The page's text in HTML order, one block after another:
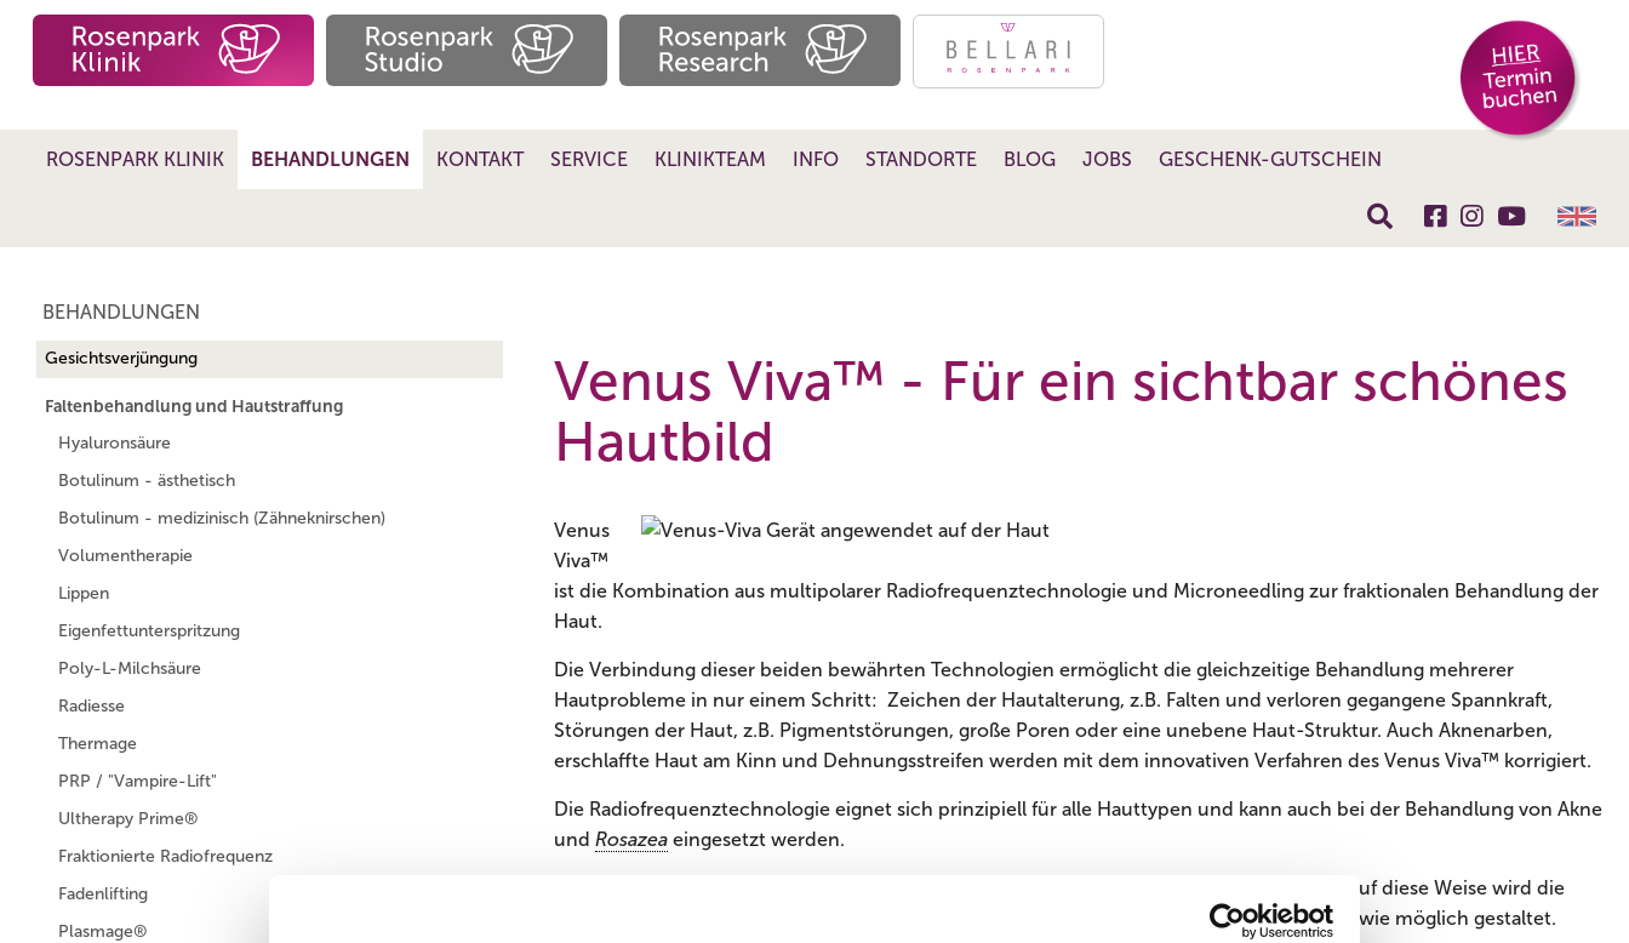
ROSENPARK KLINIK BEHANDLUNGEN KONTAKT SERVICE KLINIKTEAM INFO STANDORTE BLOG JOBS GESCHENK-GUTSCHEIN
BEHANDLUNGEN
Gesichtsverjüngung
Faltenbehandlung und Hautstraffung
Hyaluronsäure
Botulinum - ästhetisch
Botulinum - medizinisch (Zähneknirschen)
Volumentherapie
Lippen
Eigenfettunterspritzung
Poly-L-Milchsäure
Radiesse
Thermage
PRP / "Vampire-Lift"
Ultherapy Prime®
Fraktionierte Radiofrequenz
Fadenlifting
Plasmage®
Venus Viva™ - Für ein sichtbar schönes
Hautbild
Venus
Viva™
ist die Kombination aus multipolarer Radiofrequenztechnologie und Microneedling zur fraktionalen Behandlung der
Haut.
Die Verbindung dieser beiden bewährten Technologien ermöglicht die gleichzeitige Behandlung mehrerer
Hautprobleme in nur einem Schritt: Zeichen der Hautalterung, z.B. Falten und verloren gegangene Spannkraft,
Störungen der Haut, z.B. Pigmentstörungen, große Poren oder eine unebene Haut-Struktur. Auch Aknenarben,
erschlaffte Haut am Kinn und Dehnungsstreifen werden mit dem innovativen Verfahren des Venus Viva™ korrigiert.
Die Radiofrequenztechnologie eignet sich prinzipiell für alle Hauttypen und kann auch bei der Behandlung von Akne
undRosazea eingesetzt werden.
Venus Viva™ verwendet die NanoFractional Radiofrequenz™ und SmartScan™ Technik. Auf diese Weise wird die
Erwärmung des Gewebes permanent kontrolliert und die Behandlung wird so angenehm wie möglich gestaltet.